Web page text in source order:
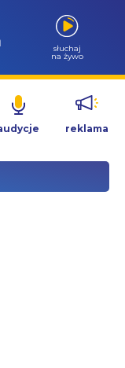
słuchaj
na żywo
reklama